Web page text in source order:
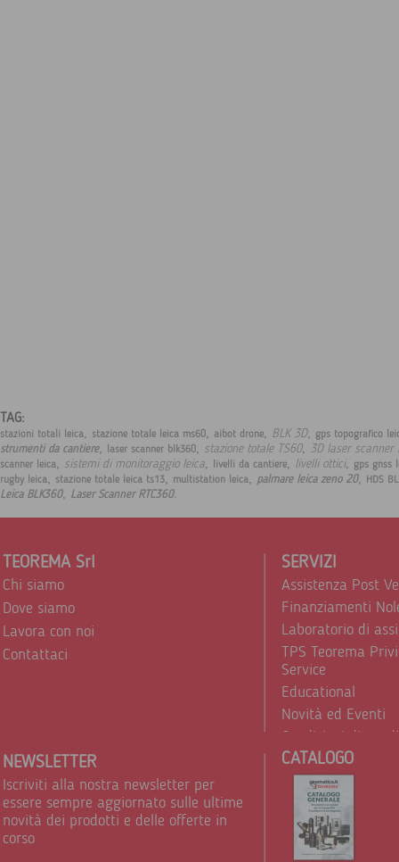
TAG:
stazioni totali leica, stazione totale leica ms60, aibot drone, BLK 3D, gps topografico
strumenti da cantiere, laser scanner blk360, stazione totale TS60, 3D laser scanner
scanner leica, sistemi di monitoraggio leica, livelli da cantiere, livelli ottici, gps gnss
rugby leica, stazione totale leica ts13, multistation leica, palmare leica zeno 20, HDS
Leica BLK360, Laser Scanner RTC360.
TEOREMA Srl
Chi siamo
Dove siamo
Lavora con noi
Contattaci
SERVIZI
Assistenza Post
Finanziamenti
Laboratorio di
TPS Teorema
Service
Educational
Novità ed Eventi
Condizioni di
Trattamento dei
NEWSLETTER
Iscriviti alla nostra newsletter per
essere sempre aggiornato sulle ultime
novità dei prodotti e delle offerte in
corso
CATALOGO